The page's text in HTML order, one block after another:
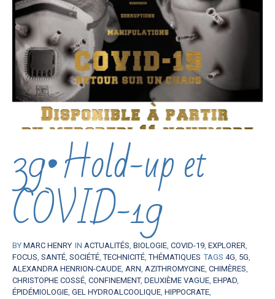
39•Hold-up et
COVID-19
BY MARC HENRY IN ACTUALITÉS, BIOLOGIE, COVID-19, EXPLORER,
FOCUS, SANTÉ, SOCIÉTÉ,TECHNICITÉ,THÉMATIQUES TAGS 4G, 5G,
ALEXANDRA HENRION-CAUDE, ARN, AZITHROMYCINE, CHIMÈRES,
CHRISTOPHE COSSÉ, CONFINEMENT, DEUXIÈME VAGUE, EHPAD,
ÉPIDÉMIOLOGIE, GEL HYDROALCOOLIQUE, HIPPOCRATE,